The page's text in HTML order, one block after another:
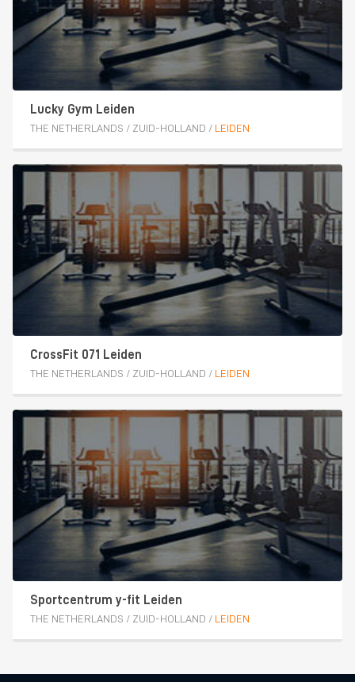
Lucky Gym Leiden
THE NETHERLANDS / ZUID-HOLLAND / LEIDEN
CrossFit 071 Leiden
THE NETHERLANDS / ZUID-HOLLAND / LEIDEN
Sportcentrum y-fit Leiden
THE NETHERLANDS / ZUID-HOLLAND / LEIDEN